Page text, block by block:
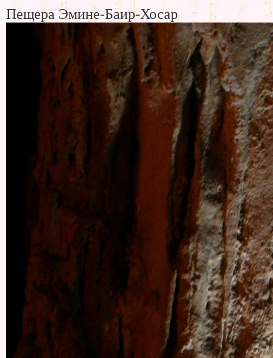
Пещера Эмине-Баир-Хосар